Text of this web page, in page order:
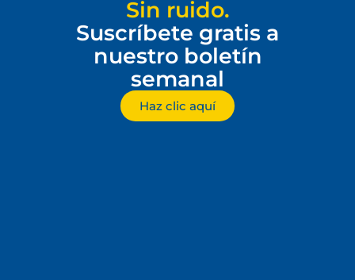
Sin ruido.
Suscríbete gratis a
nuestro boletín
semanal
Haz clic aquí